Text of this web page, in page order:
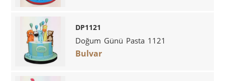
DP1121
Doğum Günü Pasta 1121
Bulvar